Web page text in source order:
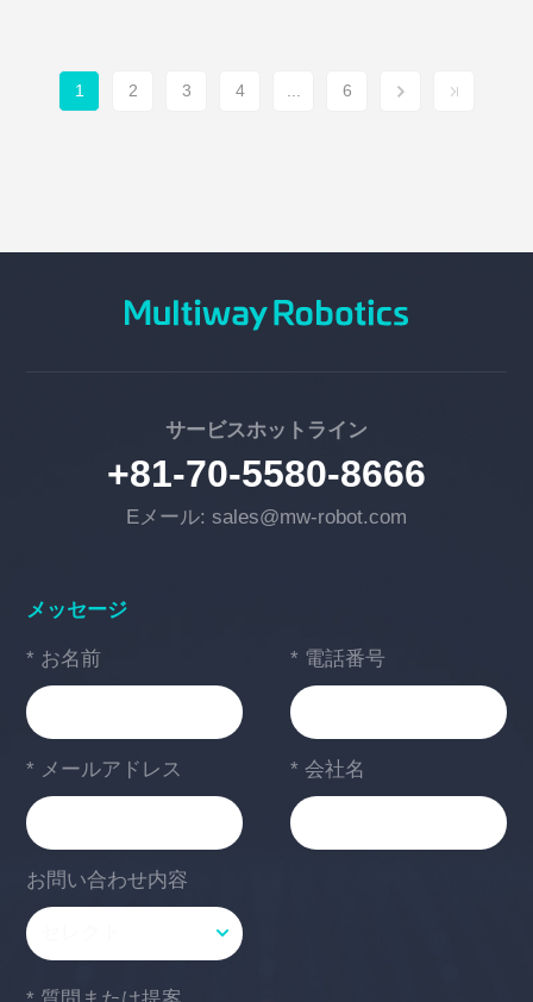
1 2 3 4 ... 6
サービスホットライン
+81-70-5580-8666
Eメール: sales@mw-robot.com
メッセージ
* お名前 * 電話番号
* メールアドレス * 会社名
お問い合わせ内容